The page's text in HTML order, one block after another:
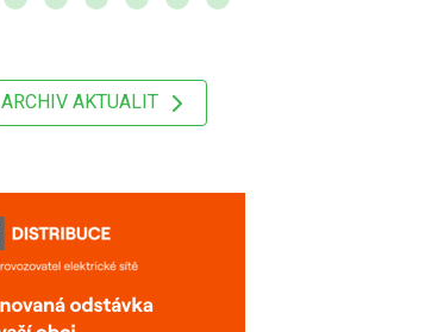
ARCHIV AKTUALIT